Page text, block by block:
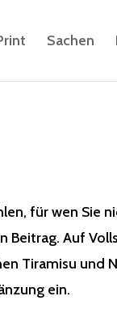
Sachen
für wen Sie
Auf
Tiramisu und
ein.